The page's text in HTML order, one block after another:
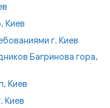
Киев
г. Киев
Багринова гора,
Киев
Киев